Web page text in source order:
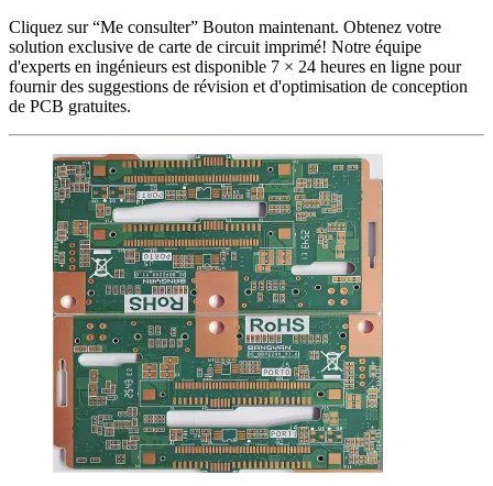
Cliquez sur “Me consulter” Bouton maintenant. Obtenez votre
solution exclusive de carte de circuit imprimé! Notre équipe
d'experts en ingénieurs est disponible 7 × 24 heures en ligne pour
fournir des suggestions de révision et d'optimisation de conception
de PCB gratuites.